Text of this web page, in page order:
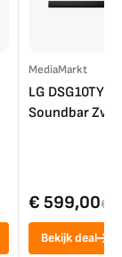
MediaMarkt
LG DSG10TY
Soundbar
€ 599,00€
Bekijk deal